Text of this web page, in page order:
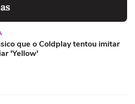
que o Coldplay tentou imitar
'Yellow'